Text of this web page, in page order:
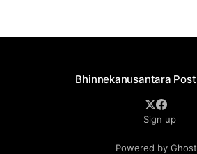
Bhinnekanusantara Post
Sign up
Powered by Ghost